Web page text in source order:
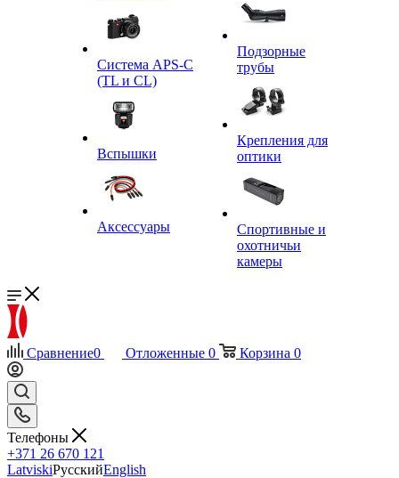
Система APS-C
(TL и CL)
Вспышки
Аксессуары
Подзорные
трубы
Крепления для
оптики
Спортивные и
охотничьи
камеры
Сравнение0 Отложенные 0 Корзина 0
Телефоны
+371 26 670 121
LatviskiРусскийEnglish